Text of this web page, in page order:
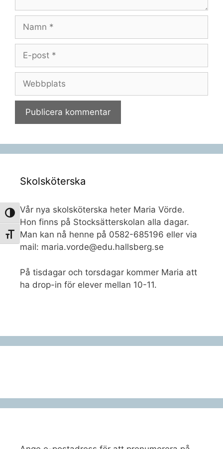
Slå på/av hög kontrast
Slå på/av textstorlek
Namn
Webbplats
Skolsköterska
Vår nya skolsköterska heter Maria Vörde.
Hon finns på Stocksätterskolan alla dagar.
Man kan nå henne på 0582-685196 eller via
mail: maria.vorde@edu.hallsberg.se
På tisdagar och torsdagar kommer Maria att
ha drop-in för elever mellan 10-11.